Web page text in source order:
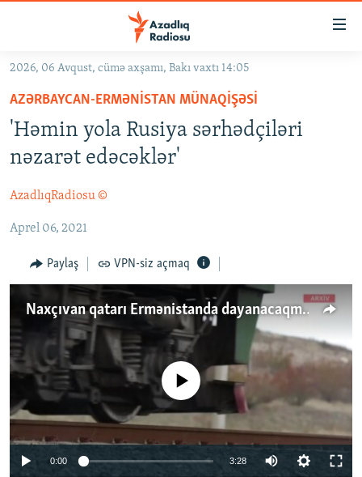
Əsas
qayıt
Əsas
qayıt
Axtarışa
KORRUPSIOMETR
FƏRQƏ BAX
QANUNI DOĞRU
ARAŞDIRMA
MULTIMEDIA
VIDEO
FOTOQALEREYA
İNFOQRAFIKA
RADIO ARXIV
OXU ZALI
AZƏRBAYCAN ƏDƏBIYYATI KITABXANASI
İSLAM VƏ DEMOKRATIYA
İZ - MƏDƏNIYYƏT PROQRAMI
HAQQIMIZDA
MISSIYAMIZ
PEŞƏ ETIKASI VƏ JURNALISTIKA STANDARTLARIMIZ
MATERIALLARIMIZDAN ISTIFADƏ
AZADLIQRADIOSU MOBIL TELEFONUNUZDA
BIZI IZLƏ
RFE/RL-in bütün saytları
2026, 06 Avqust, cümə axşamı, Bakı vaxtı 14:05
AZƏRBAYCAN-ERMƏNISTAN MÜNAQIŞƏSI
'Həmin yola Rusiya sərhədçiləri
nəzarət edəcəklər'
AzadlıqRadiosu ©
Aprel 06, 2021
Paylaş VPN-siz açmaq
Naxçıvan qatarı Ermənistanda dayanacaqmı?
No media source currently available
0:00 3:28